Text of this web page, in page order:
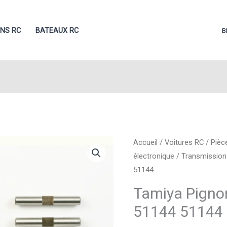
RC BATEAUX RC
Accueil /Voitures RC /
électronique /Transmission
51144
Tamiya
51144 51144